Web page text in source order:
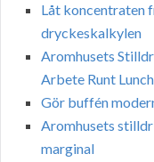
Låt koncentraten
dryckeskalkylen
Aromhusets
Arbete Runt
Gör buffén
Aromhusets
marginal